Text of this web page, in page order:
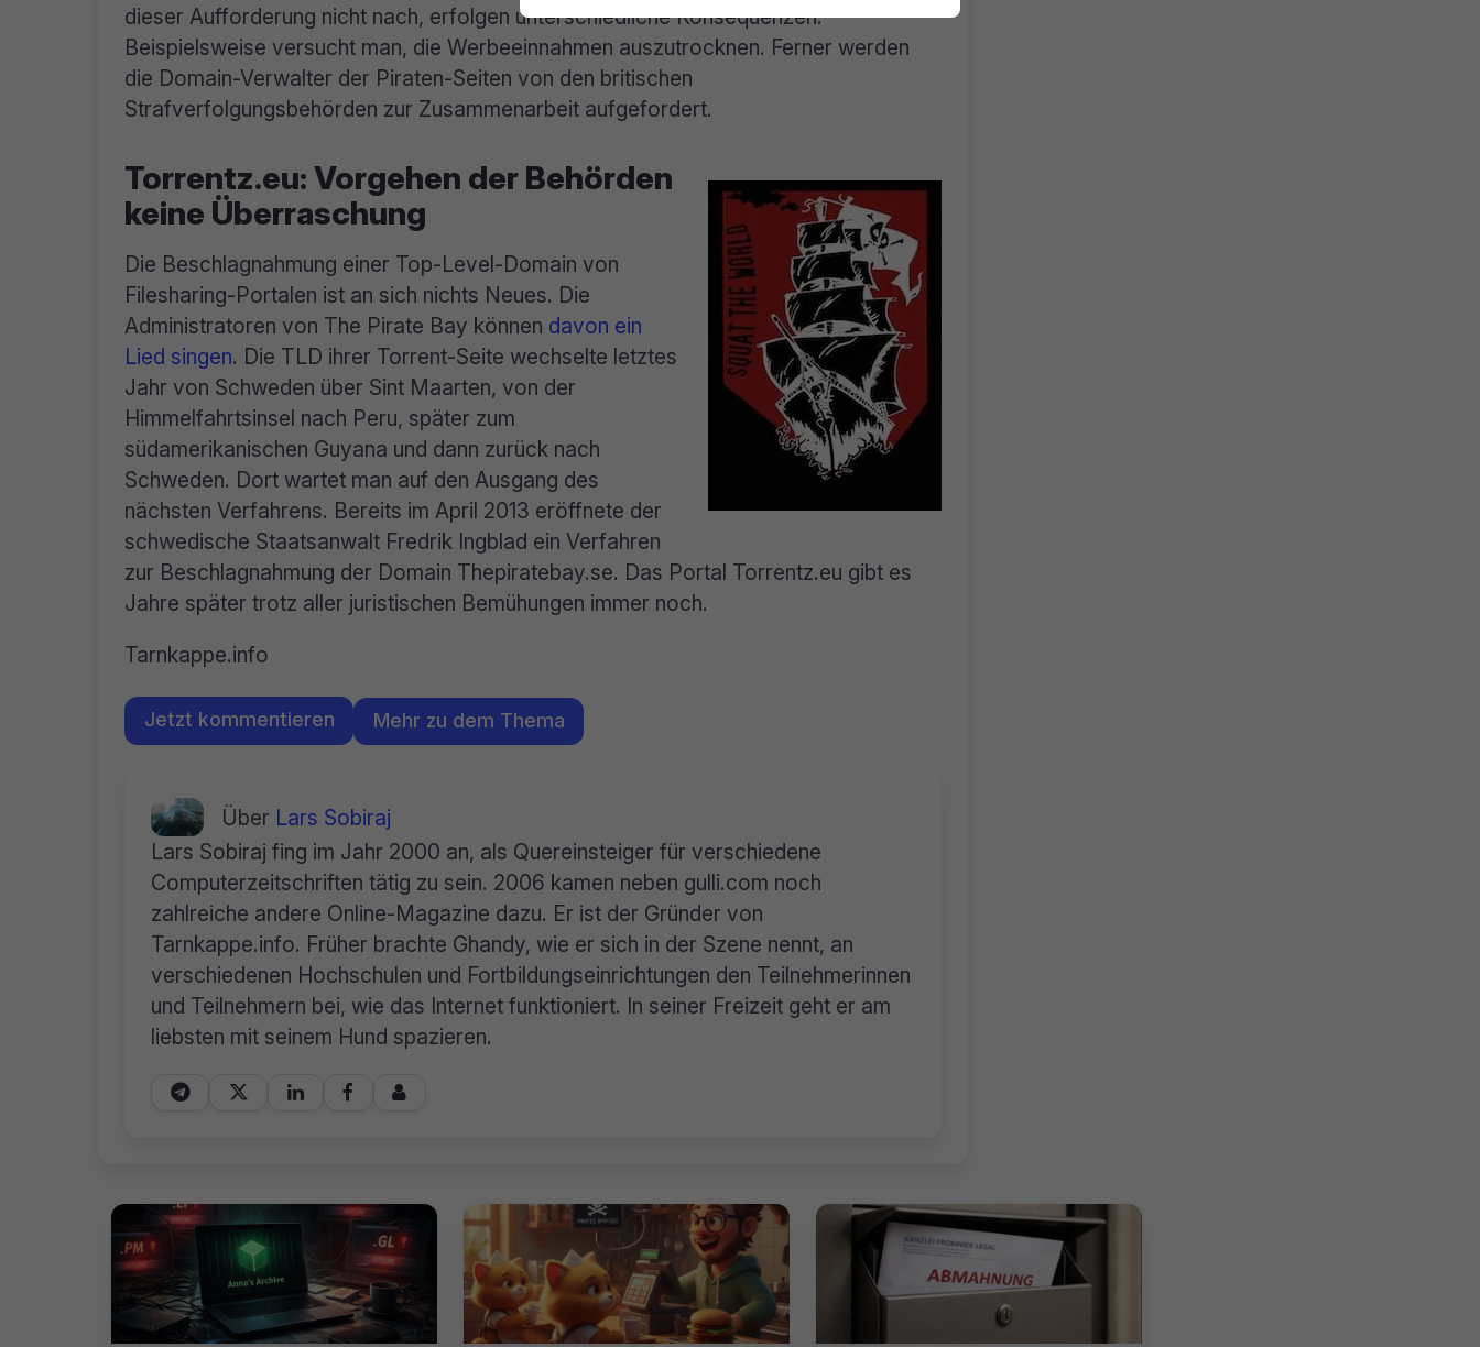
dieser Aufforderung nicht nach, erfolgen unterschiedliche Konsequenzen.
Beispielsweise versucht man, die Werbeeinnahmen auszutrocknen. Ferner werden
die Domain-Verwalter der Piraten-Seiten von den britischen
Strafverfolgungsbehörden zur Zusammenarbeit aufgefordert.
Torrentz.eu: Vorgehen der Behörden
keine Überraschung
Die Beschlagnahmung einer Top-Level-Domain von
Filesharing-Portalen ist an sich nichts Neues. Die
Administratoren von The Pirate Bay können davon ein
Lied singen. Die TLD ihrer Torrent-Seite wechselte letztes
Jahr von Schweden über Sint Maarten, von der
Himmelfahrtsinsel nach Peru, später zum
südamerikanischen Guyana und dann zurück nach
Schweden. Dort wartet man auf den Ausgang des
nächsten Verfahrens. Bereits im April 2013 eröffnete der
schwedische Staatsanwalt Fredrik Ingblad ein Verfahren
zur Beschlagnahmung der Domain Thepiratebay.se. Das Portal Torrentz.eu gibt es
Jahre später trotz aller juristischen Bemühungen immer noch.
Tarnkappe.info
Jetzt kommentieren Mehr zu dem Thema
Über Lars Sobiraj
Lars Sobiraj fing im Jahr 2000 an, als Quereinsteiger für verschiedene
Computerzeitschriften tätig zu sein. 2006 kamen neben gulli.com noch
zahlreiche andere Online-Magazine dazu. Er ist der Gründer von
Tarnkappe.info. Früher brachte Ghandy, wie er sich in der Szene nennt, an
verschiedenen Hochschulen und Fortbildungseinrichtungen den Teilnehmerinnen
und Teilnehmern bei, wie das Internet funktioniert. In seiner Freizeit geht er am
liebsten mit seinem Hund spazieren.
    